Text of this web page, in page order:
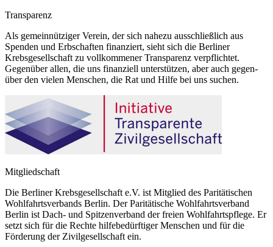
Transparenz
Als gemeinnütziger Verein, der sich nahezu ausschließlich aus
Spenden und Erbschaften finanziert, sieht sich die Berliner
Krebsgesellschaft zu vollkommener Transparenz verpflichtet.
Gegenüber allen, die uns finanziell unterstützen, aber auch gegen-
über den vielen Menschen, die Rat und Hilfe bei uns suchen.
Mitgliedschaft
Die Berliner Krebsgesellschaft e.V. ist Mitglied des Paritätischen
Wohlfahrtsverbands Berlin. Der Paritätische Wohlfahrtsverband
Berlin ist Dach- und Spitzenverband der freien Wohlfahrtspflege. Er
setzt sich für die Rechte hilfebedürftiger Menschen und für die
Förderung der Zivilgesellschaft ein.